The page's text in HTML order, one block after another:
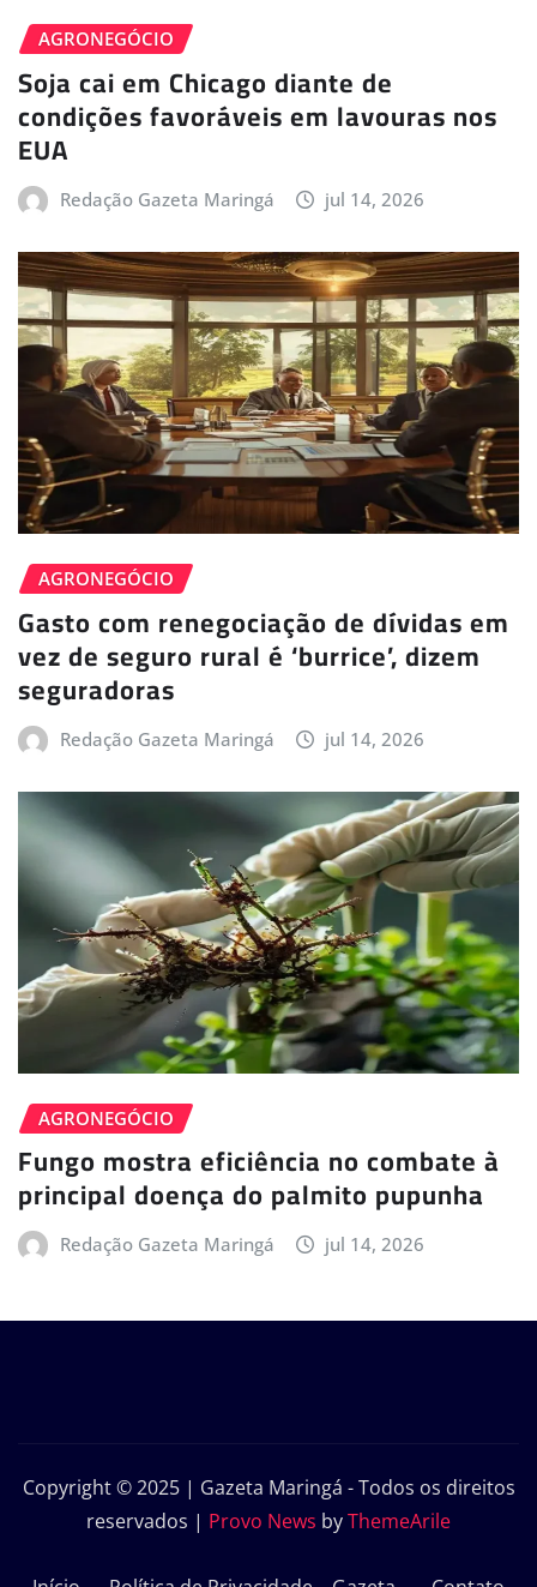
AGRONEGÓCIO
Soja cai em Chicago diante de
condições favoráveis em lavouras nos
EUA
Redação Gazeta Maringá jul 14, 2026
AGRONEGÓCIO
Gasto com renegociação de dívidas em
vez de seguro rural é ‘burrice’, dizem
seguradoras
Redação Gazeta Maringá jul 14, 2026
AGRONEGÓCIO
Fungo mostra eficiência no combate à
principal doença do palmito pupunha
Redação Gazeta Maringá jul 14, 2026
Copyright © 2025 | Gazeta Maringá - Todos os direitos
reservados | Provo News byThemeArile